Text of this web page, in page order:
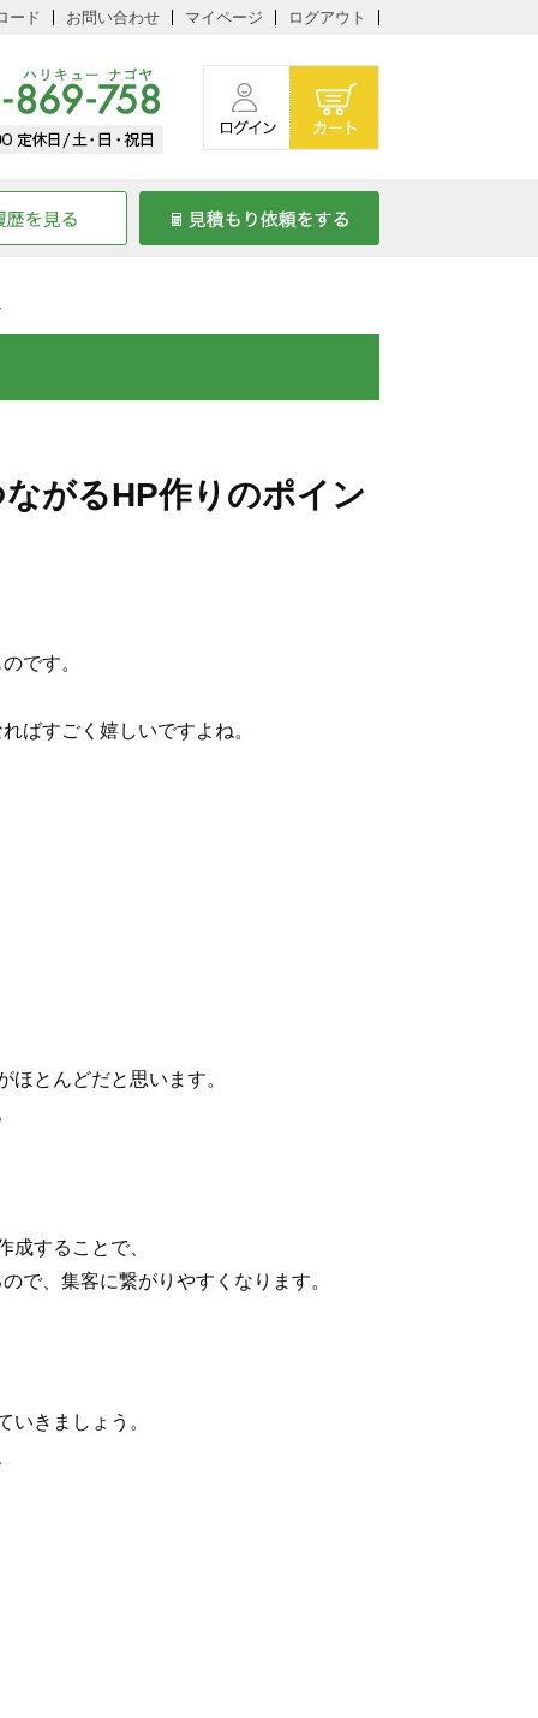
ード お問い合わせ マイページ ログアウト
がるHP作りのポイン
です。
ばすごく嬉しいですよね。
とんどだと思います。
成することで、
で、集客に繋がりやすくなります。
いきましょう。